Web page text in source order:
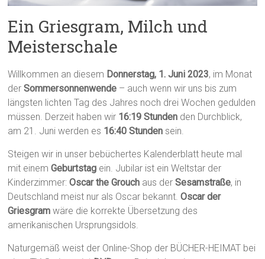
Ein Griesgram, Milch und
Meisterschale
Willkommen an diesem Donnerstag, 1. Juni 2023, im Monat
derSommersonnenwende – auch wenn wir uns bis zum
längsten lichten Tag des Jahres noch drei Wochen gedulden
müssen. Derzeit haben wir 16:19 Stunden den Durchblick,
am 21. Juni werden es 16:40 Stunden sein.
Steigen wir in unser bebüchertes Kalenderblatt heute mal
mit einemGeburtstag ein. Jubilar ist ein Weltstar der
Kinderzimmer:Oscar the Grouch aus derSesamstraße, in
Deutschland meist nur als Oscar bekannt.Oscar der
Griesgram wäre die korrekte Übersetzung des
amerikanischen Ursprungsidols.
Naturgemäß weist der Online-Shop der BÜCHER-HEIMAT bei